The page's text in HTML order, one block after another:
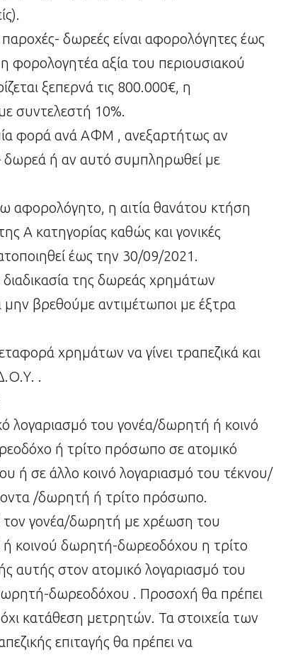
δωρεές είναι αφορολόγητες έως
αξία του περιουσιακού
ξεπερνά τις 800.000€, η
συντελεστή 10%.
φορά ανά ΑΦΜ , ανεξαρτήτως αν
δωρεά ή αν αυτό συμπληρωθεί με
αφορολόγητο, η αιτία θανάτου κτήση
Α κατηγορίας καθώς και γονικές
έως την 30/09/2021.
διαδικασία της δωρεάς χρημάτων
μην βρεθούμε αντιμέτωποι με έξτρα
χρημάτων να γίνει τραπεζικά και
.
λογαριασμό του γονέα/δωρητή ή κοινό
ή τρίτο πρόσωπο σε ατομικό
ή σε άλλο κοινό λογαριασμό του τέκνου/
/δωρητή ή τρίτο πρόσωπο.
τον γονέα/δωρητή με χρέωση του
ή κοινού δωρητή-δωρεοδόχου η τρίτο
αυτής στον ατομικό λογαριασμό του
δωρεοδόχου . Προσοχή θα πρέπει
όχι κατάθεση μετρητών. Τα στοιχεία των
επιταγής θα πρέπει να